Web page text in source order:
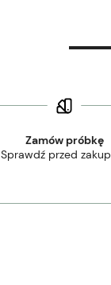
Zamów próbkę
Sprawdź przed